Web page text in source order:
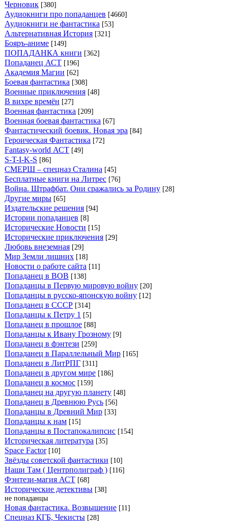
Черновик [380]
Аудиокниги про попаданцев [4660]
Аудиокниги не фантастика [53]
Альтернативная История [321]
Бояръ-аниме [149]
ПОПАДАНКА книги [362]
Попаданец АСТ [196]
Академия Магии [62]
Боевая фантастика [308]
Военные приключения [48]
В вихре времён [27]
Военная фантастика [209]
Военная боевая фантастика [67]
Фантастический боевик. Новая эра [84]
Героическая Фантастика [72]
Fantasy-world АСТ [49]
S-T-I-K-S [86]
СМЕРШ – спецназ Сталина [45]
Бесплатные книги на Литрес [76]
Война. Штрафбат. Они сражались за Родину [28]
Другие миры [65]
Издательские решения [94]
Истории попаданцев [8]
Исторические Новости [15]
Исторические приключения [29]
Любовь внеземная [29]
Мир Земли лишних [18]
Новости о работе сайта [11]
Попаданец в ВОВ [138]
Попаданцы в Первую мировую войну [20]
Попаданцы в русско-японскую войну [12]
Попаданец в СССР [314]
Попаданцы к Петру 1 [5]
Попаданец в прошлое [88]
Попаданцы к Ивану Грозному [9]
Попаданец в фэнтези [259]
Попаданец в Параллельный Мир [165]
Попаданец в ЛитРПГ [311]
Попаданец в другом мире [186]
Попаданец в космос [159]
Попаданец на другую планету [48]
Попаданец в Древнюю Русь [56]
Попаданцы в Древний Мир [33]
Попаданцы к нам [15]
Попаданцы в Постапокалипсис [154]
Историческая литература [35]
Space Factor [10]
Звёзды советской фантастики [10]
Наши Там ( Центрполиграф ) [116]
Фэнтези-магия АСТ [68]
Исторические детективы [38]
не попаданцы
Новая фантастика. Возвышение [11]
Спецназ КГБ, Чекисты [28]